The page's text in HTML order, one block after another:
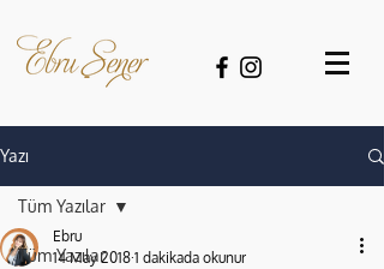
Yazı
Tüm Yazılar
Tüm Yazılar
Ebru
14 May 2018 1 dakikada okunur